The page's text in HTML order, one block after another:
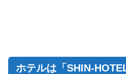
ホテルは「SHIN-